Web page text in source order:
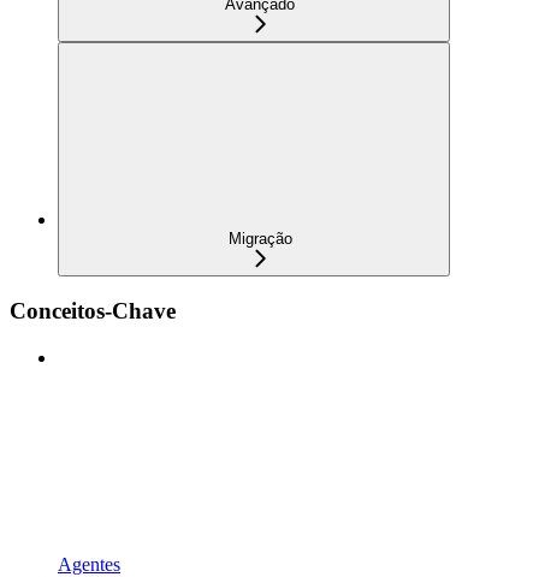
Avançado
Migração
Conceitos-Chave
Agentes